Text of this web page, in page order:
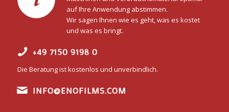
auf Ihre Anwendung abstimmen.
Wir sagen Ihnen wie es geht, was es kostet
und was es bringt.
+49 7150 9198 0
Die Beratung ist kostenlos und unverbindlich.
INFO@ENOFILMS.COM